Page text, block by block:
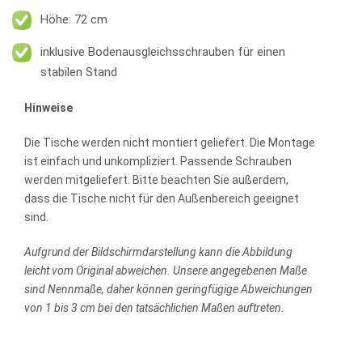
Höhe: 72 cm
inklusive Bodenausgleichsschrauben für einen
stabilen Stand
Hinweise
Die Tische werden nicht montiert geliefert. Die Montage
ist einfach und unkompliziert. Passende Schrauben
werden mitgeliefert. Bitte beachten Sie außerdem,
dass die Tische nicht für den Außenbereich geeignet
sind.
Aufgrund der Bildschirmdarstellung kann die Abbildung
leicht vom Original abweichen. Unsere angegebenen Maße
sind Nennmaße, daher können geringfügige Abweichungen
von 1 bis 3 cm bei den tatsächlichen Maßen auftreten.